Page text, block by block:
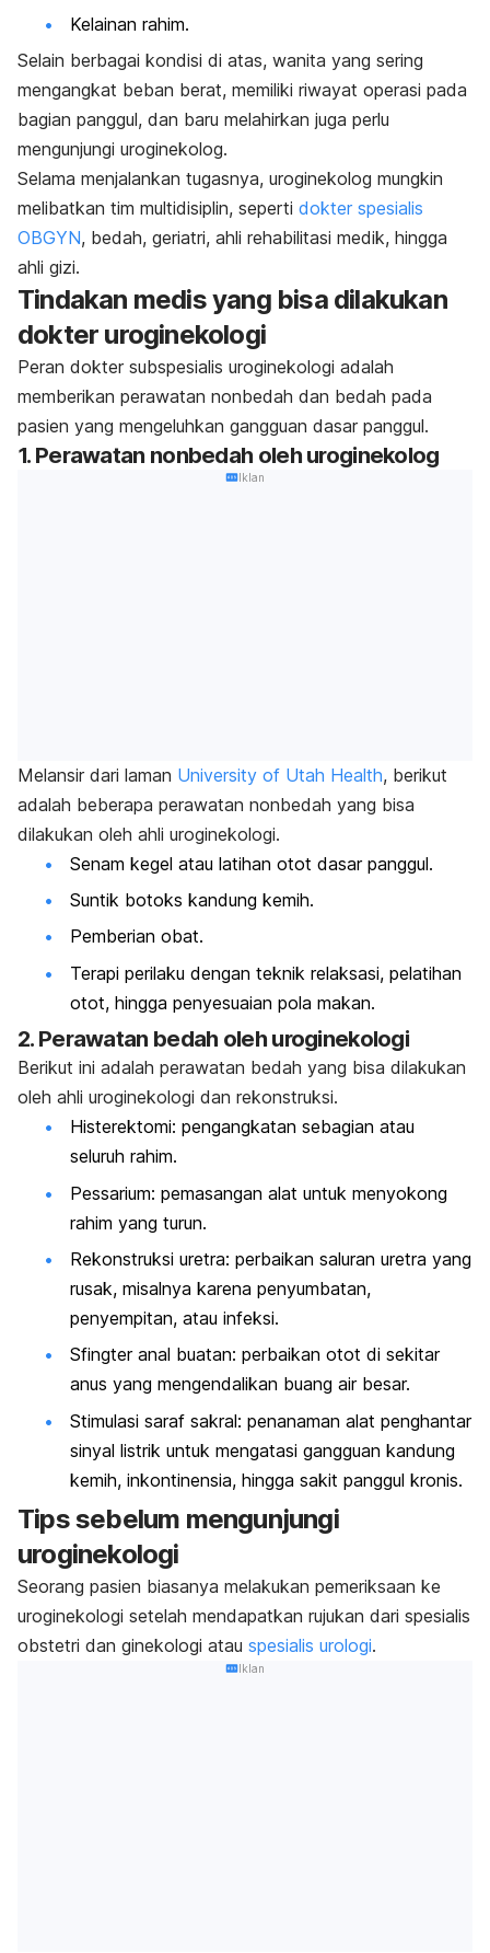
Kelainan rahim.
Selain berbagai kondisi di atas, wanita yang sering
mengangkat beban berat, memiliki riwayat operasi pada
bagian panggul, dan baru melahirkan juga perlu
mengunjungi uroginekolog.
Selama menjalankan tugasnya, uroginekolog mungkin
melibatkan tim multidisiplin, seperti dokter spesialis
OBGYN, bedah, geriatri, ahli rehabilitasi medik, hingga
ahli gizi.
Tindakan medis yang bisa dilakukan
dokter uroginekologi
Peran dokter subspesialis uroginekologi adalah
memberikan perawatan nonbedah dan bedah pada
pasien yang mengeluhkan gangguan dasar panggul.
1. Perawatan nonbedah oleh uroginekolog
Iklan
Melansir dari laman University of Utah Health, berikut
adalah beberapa perawatan nonbedah yang bisa
dilakukan oleh ahli uroginekologi.
Senam kegel atau latihan otot dasar panggul.
Suntik botoks kandung kemih.
Pemberian obat.
Terapi perilaku dengan teknik relaksasi, pelatihan
otot, hingga penyesuaian pola makan.
2. Perawatan bedah oleh uroginekologi
Berikut ini adalah perawatan bedah yang bisa dilakukan
oleh ahli uroginekologi dan rekonstruksi.
Histerektomi: pengangkatan sebagian atau
seluruh rahim.
Pessarium: pemasangan alat untuk menyokong
rahim yang turun.
Rekonstruksi uretra: perbaikan saluran uretra yang
rusak, misalnya karena penyumbatan,
penyempitan, atau infeksi.
Sfingter anal buatan: perbaikan otot di sekitar
anus yang mengendalikan buang air besar.
Stimulasi saraf sakral: penanaman alat penghantar
sinyal listrik untuk mengatasi gangguan kandung
kemih, inkontinensia, hingga sakit panggul kronis.
Tips sebelum mengunjungi
uroginekologi
Seorang pasien biasanya melakukan pemeriksaan ke
uroginekologi setelah mendapatkan rujukan dari spesialis
obstetri dan ginekologi atau spesialis urologi.
Iklan